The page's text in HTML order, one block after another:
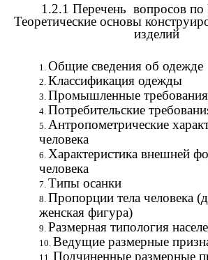
1.2.1 Перечень вопросов
Теоретические основы
изделий
Общие сведения об одежде
Классификация одежды
Промышленные
Потребительские
Антропометрические
человека
Характеристика внешней
человека
Типы осанки
Пропорции тела человека
женская фигура)
Размерная типология
Ведущие размерные
Подчиненные размерные